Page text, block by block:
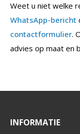
Weet u niet welke
WhatsApp-bericht
contactformulier.
advies op maat en
INFORMATIE